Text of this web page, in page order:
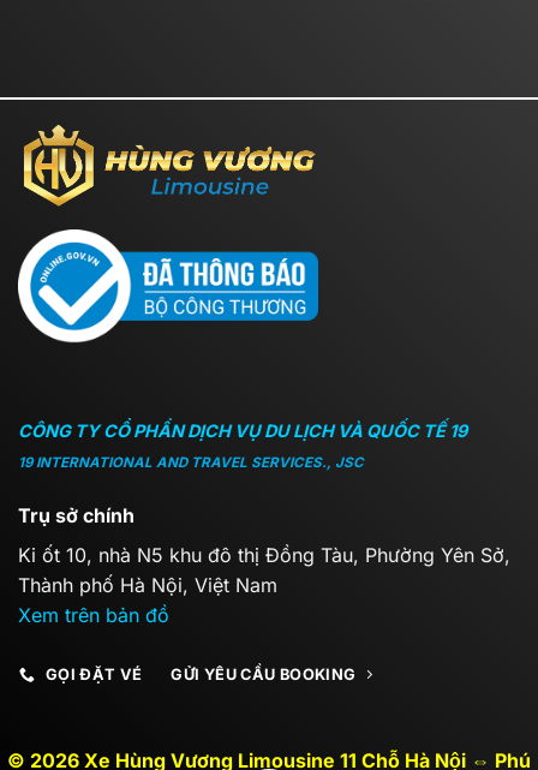
CÔNG TY CỔ PHẦN DỊCH VỤ DU LỊCH VÀ QUỐC TẾ 19
19 INTERNATIONAL AND TRAVEL SERVICES., JSC
Trụ sở chính
Ki ốt 10, nhà N5 khu đô thị Đồng Tàu, Phường Yên Sở,
Thành phố Hà Nội, Việt Nam
Xem trên bản đồ
GỌI ĐẶT VÉ GỬI YÊU CẦU BOOKING
© 2026 Xe Hùng Vương Limousine 11 Chỗ Hà Nội ⇔ Phú